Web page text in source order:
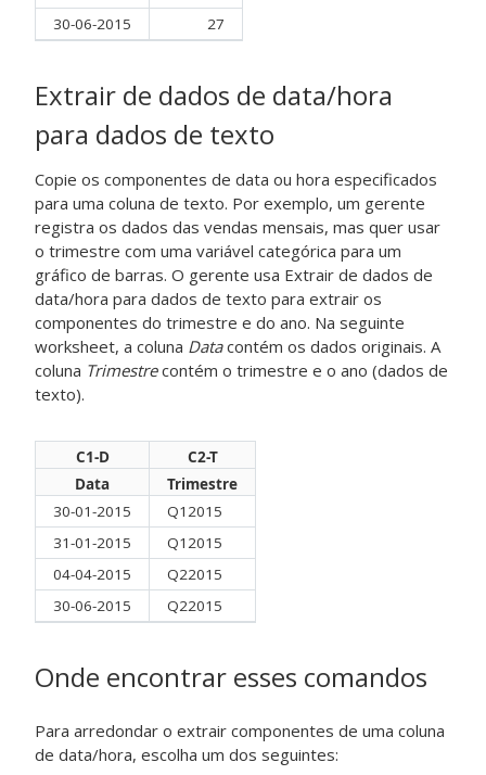
30-06-2015
27
Extrair de dados de data/hora
para dados de texto
Copie os componentes de data ou hora especificados
para uma coluna de texto. Por exemplo, um gerente
registra os dados das vendas mensais, mas quer usar
o trimestre com uma variável categórica para um
gráfico de barras. O gerente usa Extrair de dados de
data/hora para dados de texto para extrair os
componentes do trimestre e do ano. Na seguinte
worksheet, a coluna Datacontém os dados originais. A
coluna Trimestrecontém o trimestre e o ano (dados de
texto).
C1-D
C2-T
Data
Trimestre
30-01-2015
Q12015
31-01-2015
Q12015
04-04-2015
Q22015
30-06-2015
Q22015
Onde encontrar esses comandos
Para arredondar o extrair componentes de uma coluna
de data/hora, escolha um dos seguintes: